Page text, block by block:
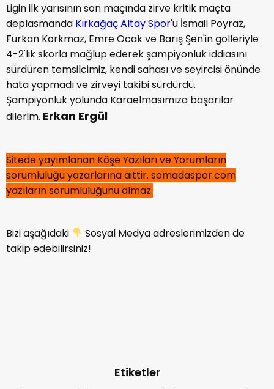
Ligin ilk yarısının son maçında zirve kritik maçta
deplasmanda Kırkağaç Altay Spor'u İsmail Poyraz,
Furkan Korkmaz, Emre Ocak ve Barış Şen'in golleriyle
4-2'lik skorla mağlup ederek şampiyonluk iddiasını
sürdüren temsilcimiz, kendi sahası ve seyircisi önünde
hata yapmadı ve zirveyi takibi sürdürdü.
Şampiyonluk yolunda Karaelmasımıza başarılar
dilerim. Erkan Ergül
Sitede yayımlanan Köşe Yazıları ve Yorumların
sorumluluğu yazarlarına aittir. somadaspor.com
yazıların sorumluluğunu almaz.
Bizi aşağıdaki
Sosyal Medya adreslerimizden de
takip edebilirsiniz!
Etiketler